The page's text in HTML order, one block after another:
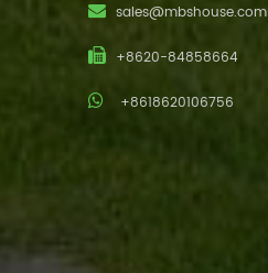
sales@mbshouse.com
+8620-84858664
+8618620106756